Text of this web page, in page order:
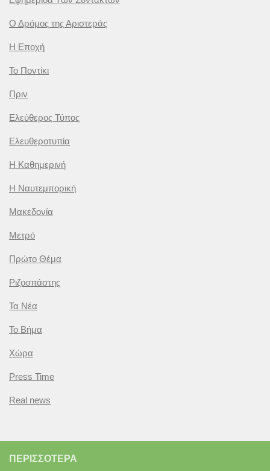
Ο Δρόμος της Αριστεράς
Η Εποχή
Το Ποντίκι
Πριν
Ελεύθερος Τύπος
Ελευθεροτυπία
Η Καθημερινή
Η Ναυτεμπορική
Μακεδονία
Μετρό
Πρώτο Θέμα
Ριζοσπάστης
Τα Νέα
Το Βήμα
Χώρα
Press Time
Real news
ΠΕΡΙΣΣΌΤΕΡΑ